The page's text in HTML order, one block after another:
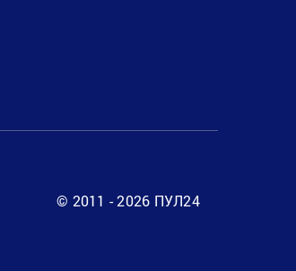
© 2011 - 2026 ПУЛ24